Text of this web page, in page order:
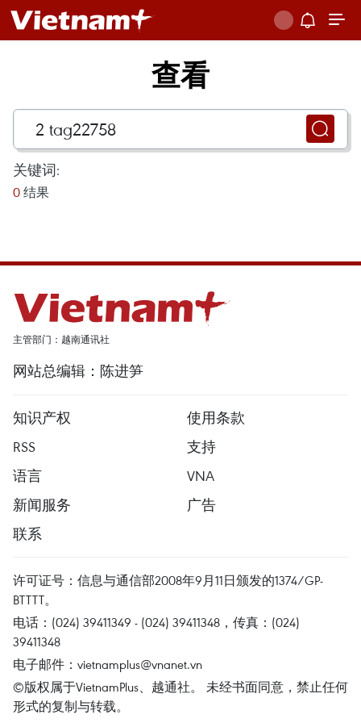
查看
关键词:
0 结果
主管部门：越南通讯社
网站总编辑：陈进笋
知识产权
使用条款
RSS
支持
语言
VNA
新闻服务
广告
联系
许可证号：信息与通信部2008年9月11日颁发的1374/GP-
BTTTT。
电话：(024) 39411349 - (024) 39411348，传真：(024)
39411348
电子邮件： vietnamplus@vnanet.vn
©版权属于VietnamPlus、越通社。 未经书面同意，禁止任何
形式的复制与转载。